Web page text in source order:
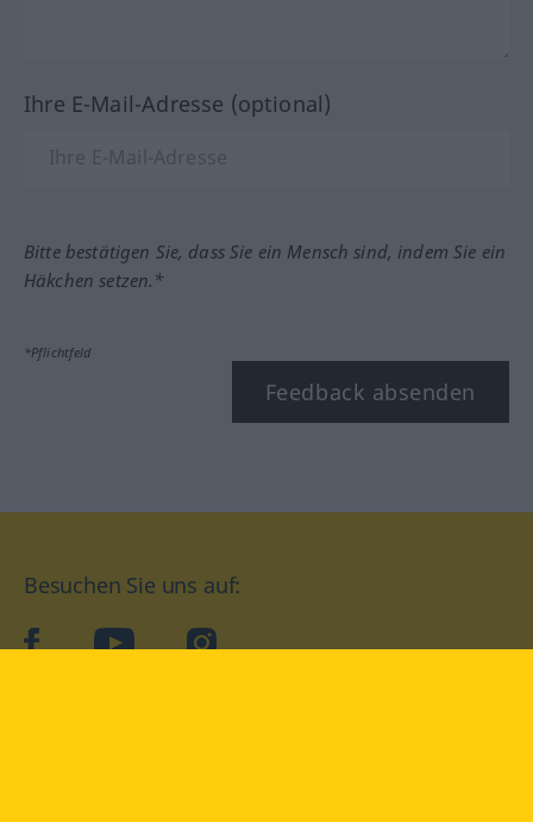
Ihre E-Mail-Adresse (optional)
Bitte bestätigen Sie, dass Sie ein Mensch sind, indem Sie ein
Häkchen setzen.*
*Pflichtfeld
Feedback absenden
Besuchen Sie uns auf:
facebookYouTube Instagram